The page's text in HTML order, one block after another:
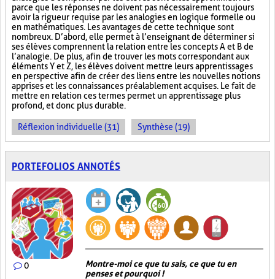
parce que les réponses ne doivent pas nécessairement toujours
avoir la rigueur requise par les analogies en logique formelle ou
en mathématiques. Les avantages de cette technique sont
nombreux. D’abord, elle permet à l’enseignant de déterminer si
ses élèves comprennent la relation entre les concepts A et B de
l’analogie. De plus, afin de trouver les mots correspondant aux
éléments Y et Z, les élèves doivent mettre leurs apprentissages
en perspective afin de créer des liens entre les nouvelles notions
apprises et les connaissances préalablement acquises. Le fait de
mettre en relation ces termes permet un apprentissage plus
profond, et donc plus durable.
Réflexion individuelle (31) Synthèse (19)
PORTEFOLIOS ANNOTÉS
0
Montre-moi ce que tu sais, ce que tu en
penses et pourquoi !